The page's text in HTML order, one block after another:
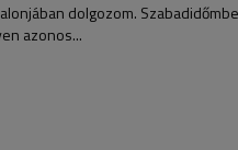
dolgozom.
azonos...